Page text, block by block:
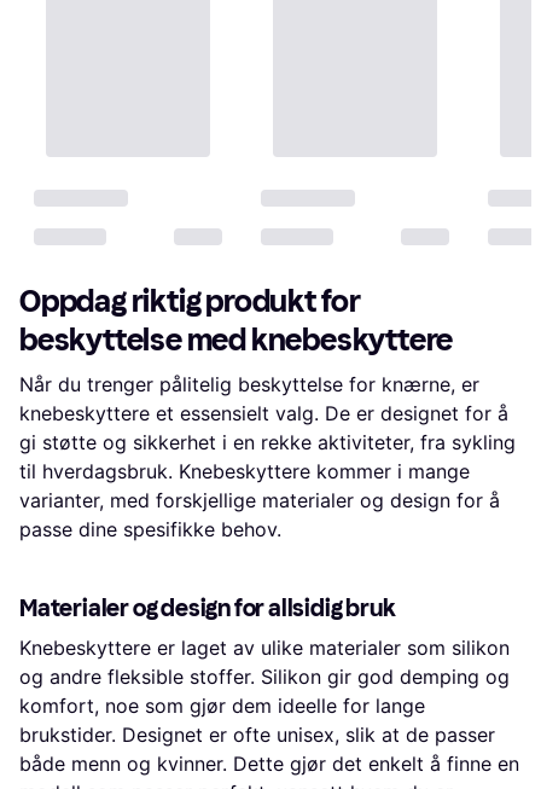
Oppdag riktig produkt for
beskyttelse med knebeskyttere
Når du trenger pålitelig beskyttelse for knærne, er
knebeskyttere et essensielt valg. De er designet for å
gi støtte og sikkerhet i en rekke aktiviteter, fra sykling
til hverdagsbruk. Knebeskyttere kommer i mange
varianter, med forskjellige materialer og design for å
passe dine spesifikke behov.
Materialer og design for allsidig bruk
Knebeskyttere er laget av ulike materialer som silikon
og andre fleksible stoffer. Silikon gir god demping og
komfort, noe som gjør dem ideelle for lange
brukstider. Designet er ofte unisex, slik at de passer
både menn og kvinner. Dette gjør det enkelt å finne en